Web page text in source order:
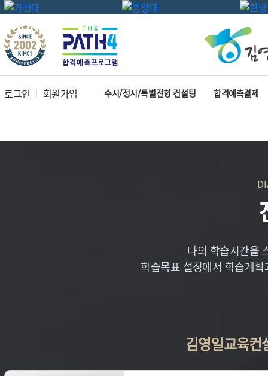
로그인 회원가입 수시/정시/특별전형 컨설팅 합격예측결제
나의 학습시간을
학습목표 설정에서 학습계
김영일교육컨